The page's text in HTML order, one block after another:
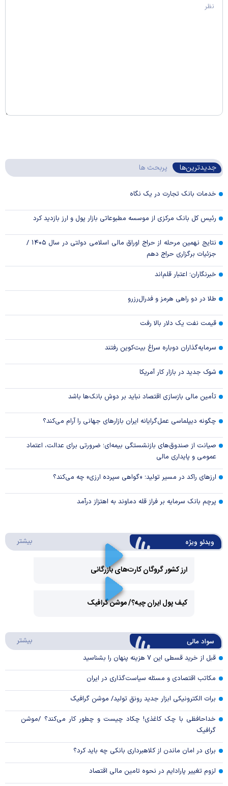
جدیدترین‌ها پربحث ها
خدمات بانک تجارت در یک نگاه
رئیس کل بانک مرکزی از موسسه مطبوعاتی بازار پول و ارز بازدید کرد
نتایج نهمین مرحله از حراج اوراق مالی اسلامی دولتی در سال ۱۴۰۵ /
جزئیات برگزاری حراج دهم
خبرنگاران؛ اعتبار قلم‌اند
طلا در دو راهی هرمز و فدرال‌رزرو
قیمت نفت یک دلار بالا رفت
سرمایه‌گذاران دوباره سراغ بیت‌کوین رفتند
شوک جدید در بازار کار آمریکا
تأمین مالی بازسازی اقتصاد نباید بر دوش بانک‌ها باشد
چگونه دیپلماسی عمل‌گرایانه ایران بازار‌های جهانی را آرام می‌کند؟
صیانت از صندوق‌های بازنشستگی بیمه‌ای؛ ضرورتی برای عدالت، اعتماد
عمومی و پایداری مالی
ارزهای راکد در مسیر تولید؛ «گواهی سپرده ارزی» چه می‌کند؟
پرچم بانک سرمایه بر فراز قله دماوند به اهتزاز درآمد
ویدئو ویژه بیشتر
ارز کشور گروگان کارت‌های بازرگانی
Video
کیف پول ایران چیه؟/ موشن گرافیک
سواد مالی بیشتر
قبل از خرید قسطی این ۷ هزینه پنهان را بشناسید
مکاتب اقتصادی و مسئله سیاست‌گذاری در ایران
برات الکترونیکی ابزار جدید رونق تولید/ موشن گرافیک
خداحافظی با چک کاغذی! چکاد چیست و چطور کار می‌کند؟ /موشن
گرافیک
برای در امان ماندن از کلاهبرداری بانکی چه باید کرد؟
لزوم تغییر پارادایم در نحوه تامین مالی اقتصاد